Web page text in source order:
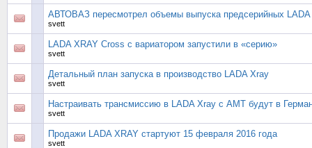
АВТОВАЗ пересмотрел объемы выпуска предсерийных LADA
svett
LADA XRAY Cross с вариатором запустили в «серию»
svett
Детальный план запуска в производство LADA Xray
svett
Настраивать трансмиссию в LADA Xray с АМТ будут в
svett
Продажи LADA XRAY стартуют 15 февраля 2016 года
svett